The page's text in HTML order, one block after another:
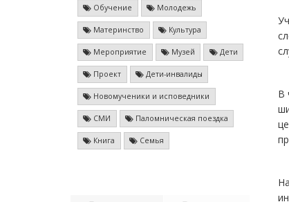
Обучение Молодежь
Материнство Культура
Мероприятие Музей Дети
Проект Дети-инвалиды
Новомученики и исповедники
СМИ Паломническая поездка
Книга Семья
В